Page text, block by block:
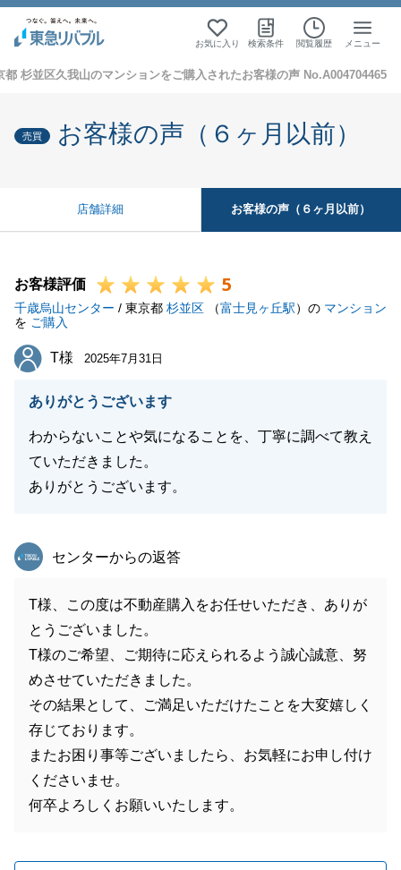
お気に入り 検索条件 閲覧履歴 メニュー
都 杉並区久我山のマンションをご購入されたお客様の声 No.A004704465
売買 お客様の声（６ヶ月以前）
店舗詳細 お客様の声（６ヶ月以前）
お客様評価 5
千歳烏山センター / 東京都 杉並区 （富士見ヶ丘駅）の マンション
を ご購入
T様
T様 2025年7月31日
ありがとうございます
わからないことや気になることを、丁寧に調べて教え
ていただきました。
ありがとうございます。
東急リバブル
センターからの返答
T様、この度は不動産購入をお任せいただき、ありが
とうございました。
T様のご希望、ご期待に応えられるよう誠心誠意、努
めさせていただきました。
その結果として、ご満足いただけたことを大変嬉しく
存じております。
またお困り事等ございましたら、お気軽にお申し付け
くださいませ。
何卒よろしくお願いいたします。